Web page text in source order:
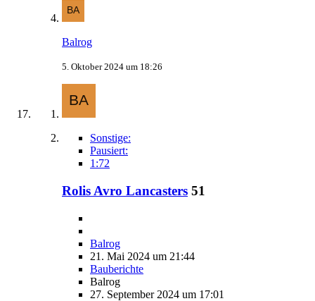
Balrog
5. Oktober 2024 um 18:26
Sonstige:
Pausiert:
1:72
Rolis Avro Lancasters 51
Balrog
21. Mai 2024 um 21:44
Bauberichte
Balrog
27. September 2024 um 17:01